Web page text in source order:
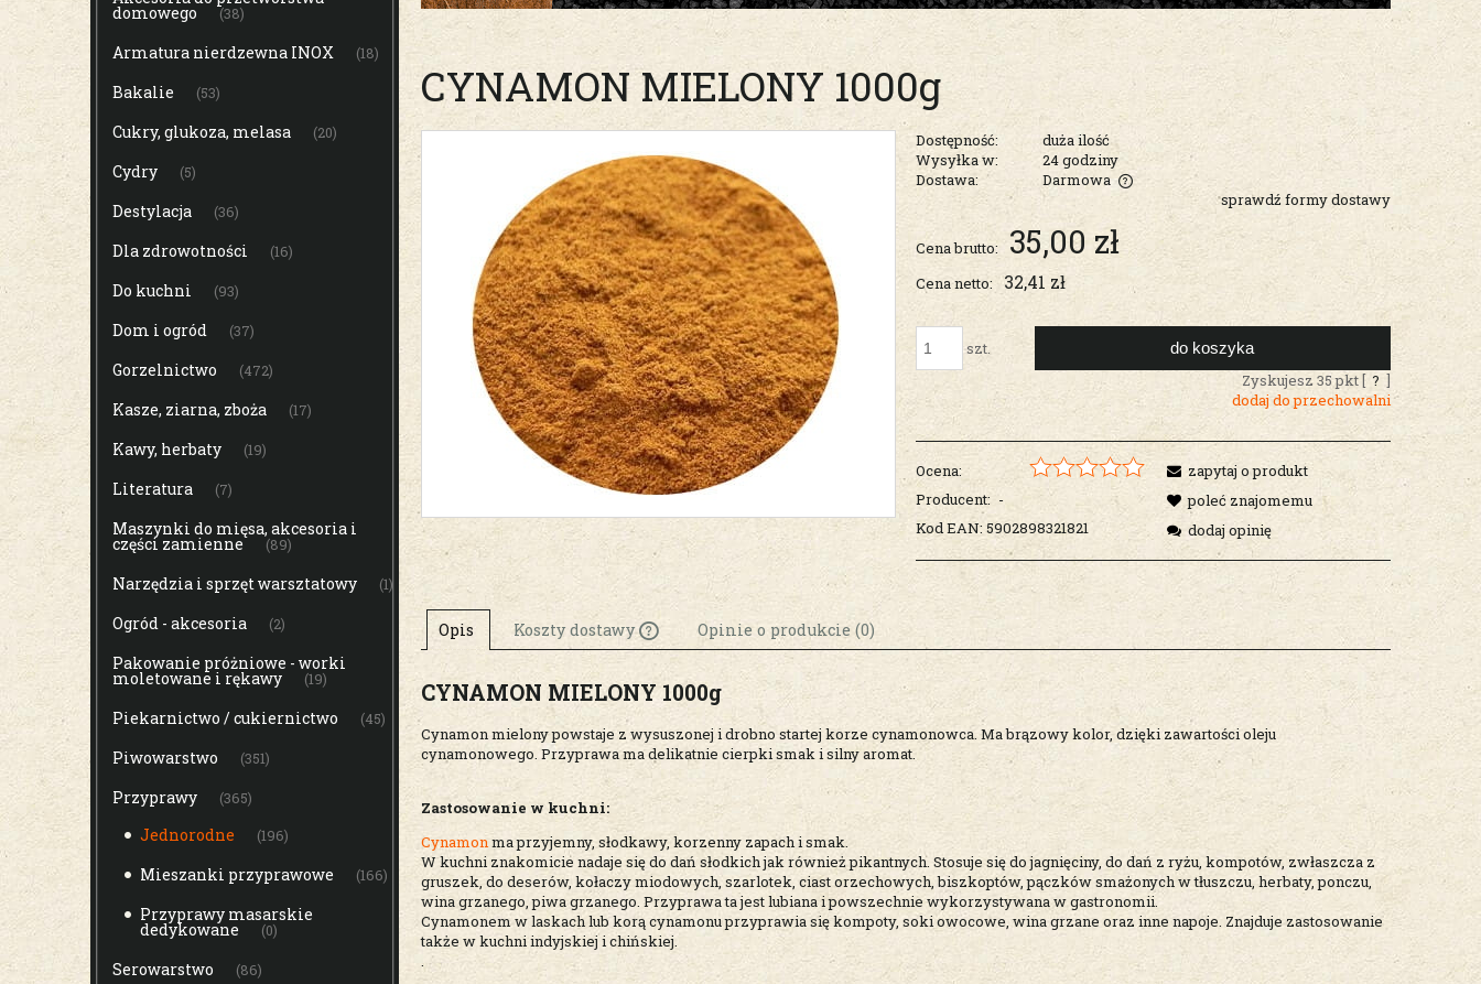
domowego (38)
Armatura nierdzewna INOX (18)
Bakalie (53)
Cukry, glukoza, melasa (20)
Cydry (5)
Destylacja (36)
Dla zdrowotności (16)
Do kuchni (93)
Dom i ogród (37)
Gorzelnictwo (472)
Kasze, ziarna, zboża (17)
Kawy, herbaty (19)
Literatura (7)
Maszynki do mięsa, akcesoria i
części zamienne (89)
Narzędzia i sprzęt warsztatowy (1)
Ogród - akcesoria (2)
Pakowanie próżniowe - worki
moletowane i rękawy (19)
Piekarnictwo / cukiernictwo (45)
Piwowarstwo (351)
Przyprawy (365)
Jednorodne (196)
Mieszanki przyprawowe (166)
Przyprawy masarskie
dedykowane (0)
Serowarstwo (86)
CYNAMON MIELONY 1000g
Dostępność:
duża ilość
Wysyłka w:
24 godziny
Dostawa:
Darmowa
Cena nie zawiera ewentualnych
kosztów płatności
sprawdź formy dostawy
Cena brutto: 35,00 zł
Cena netto: 32,41 zł
szt. do koszyka
Zyskujesz35pkt [ ? ]
dodaj do przechowalni
Ocena:
Producent: -
Kod EAN: 5902898321821
zapytaj o produkt
poleć znajomemu
dodaj opinię
Opis Koszty dostawy
Cena nie zawiera
ewentualnych kosztów
płatności
Opinie o produkcie (0)
CYNAMON MIELONY 1000g
Cynamon mielony powstaje z wysuszonej i drobno startej korze cynamonowca. Ma brązowy kolor, dzięki zawartości oleju
cynamonowego. Przyprawa ma delikatnie cierpki smak i silny aromat.
Zastosowanie w kuchni:
Cynamonma przyjemny, słodkawy, korzenny zapach i smak.
W kuchni znakomicie nadaje się do dań słodkich jak również pikantnych. Stosuje się do jagnięciny, do dań z ryżu, kompotów, zwłaszcza z
gruszek, do deserów, kołaczy miodowych, szarlotek, ciast orzechowych, biszkoptów, pączków smażonych w tłuszczu, herbaty, ponczu,
wina grzanego, piwa grzanego. Przyprawa ta jest lubiana i powszechnie wykorzystywana w gastronomii.
Cynamonem w laskach lub korą cynamonu przyprawia się kompoty, soki owocowe, wina grzane oraz inne napoje. Znajduje zastosowanie
także w kuchni indyjskiej i chińskiej.
.